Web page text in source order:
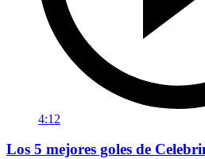
4:12
Los 5 mejores goles de